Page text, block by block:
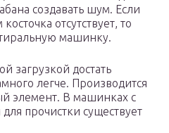
создавать шум. Если
отсутствует, то
машинку.
загрузкой достать
легче. Производится
элемент. В машинках с
прочистки существует